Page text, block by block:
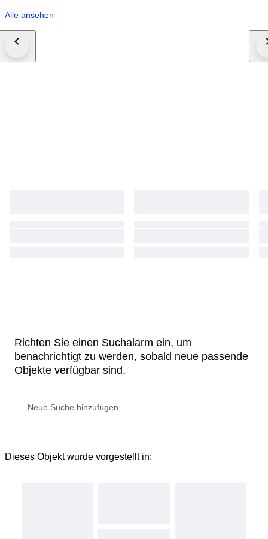
Alle ansehen
Richten Sie einen Suchalarm ein, um
benachrichtigt zu werden, sobald neue passende
Objekte verfügbar sind.
Dieses Objekt wurde vorgestellt in: